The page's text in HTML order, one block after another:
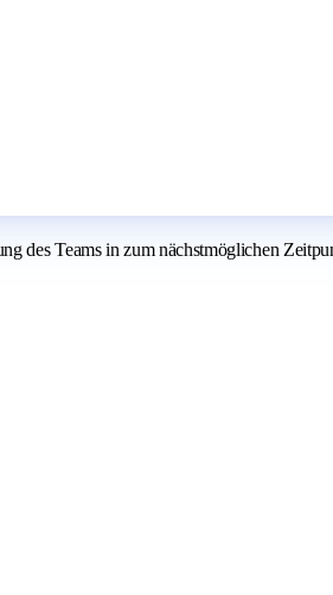
des Teams in zum nächstmöglichen